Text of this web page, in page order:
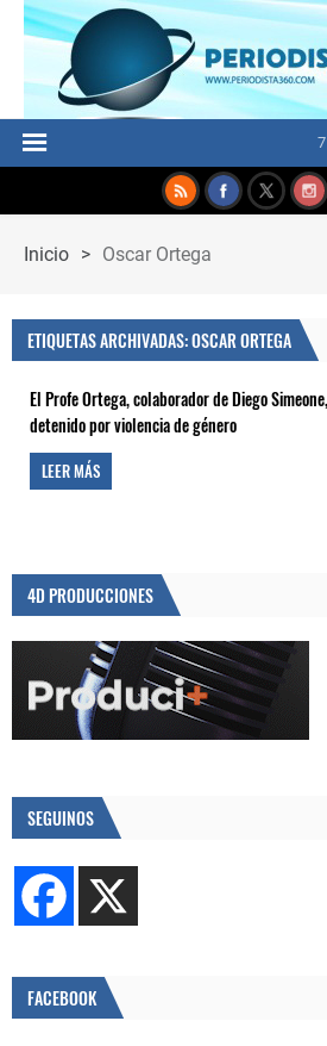
Inicio > Oscar Ortega
ETIQUETAS ARCHIVADAS: OSCAR ORTEGA
El Profe Ortega, colaborador de Diego
detenido por violencia de género
LEER MÁS
4D PRODUCCIONES
SEGUINOS
FACEBOOK